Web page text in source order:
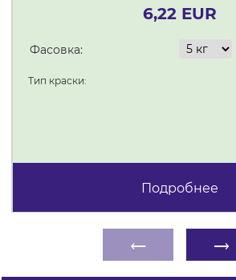
6,22 EUR
Фасовка:
Тип краски:
Подробнее
← →